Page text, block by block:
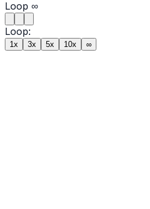
Loop ∞
Loop:
1x 3x 5x 10x ∞